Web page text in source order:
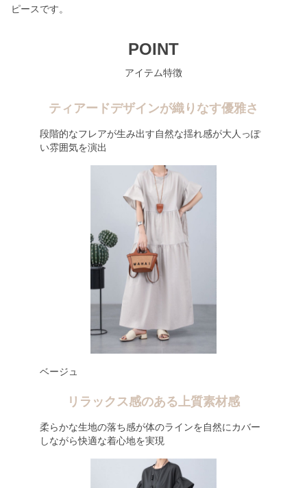
ピースです。
POINT
アイテム特徴
ティアードデザインが織りなす優雅さ
段階的なフレアが生み出す自然な揺れ感が大人っぽ
い雰囲気を演出
ベージュ
リラックス感のある上質素材感
柔らかな生地の落ち感が体のラインを自然にカバー
しながら快適な着心地を実現